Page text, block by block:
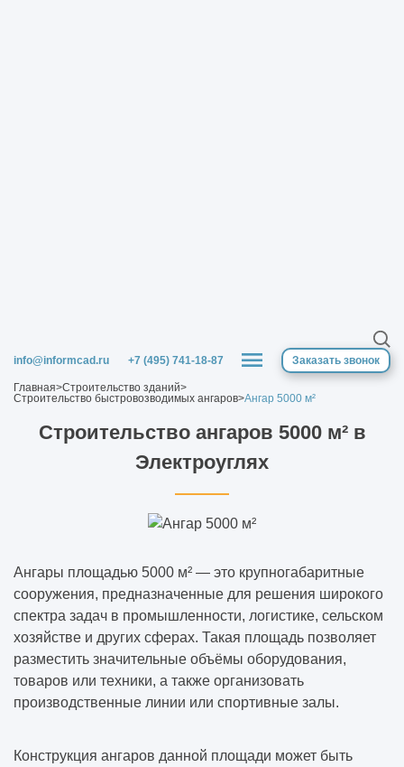
info@informcad.ru +7 (495) 741-18-87 Заказать звонок
Главная>Строительство зданий>
Строительство быстровозводимых ангаров>Ангар 5000 м²
Строительство ангаров 5000 м² в
Электроуглях
Ангары площадью 5000 м² — это крупногабаритные
сооружения, предназначенные для решения широкого
спектра задач в промышленности, логистике, сельском
хозяйстве и других сферах. Такая площадь позволяет
разместить значительные объёмы оборудования,
товаров или техники, а также организовать
производственные линии или спортивные залы.
Конструкция ангаров данной площади может быть